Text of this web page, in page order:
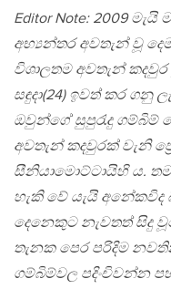
Editor Note: 2009
අභ්‍යන්තර අවතැන් වූ
විශාලතම අවතැන්
සඳුදා(24) ඉවත් කර ගනු
ඔවුන්ගේ සුපුරැදු ගම්බිම්
අවතැන් කදවුරක් වැනි
සීනියාමොට්ටායිහි ය.
හැකි වේ යැයි අනේකවිද
දෙනෙකුට නැවතත් සිදු
තැනක පෙර පරිදිම
ගම්බිම්වල පදිංචිවන්න